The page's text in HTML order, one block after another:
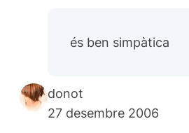
és ben simpàtica
donot
27 desembre 2006